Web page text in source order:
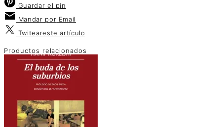
Guardar el pin
Mandar por Email
Twiteareste artículo
Productos relacionados